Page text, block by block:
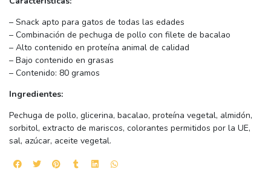
– Snack apto para gatos de todas las edades
– Combinación de pechuga de pollo con filete de bacalao
– Alto contenido en proteína animal de calidad
– Bajo contenido en grasas
– Contenido: 80 gramos
Ingredientes:
Pechuga de pollo, glicerina, bacalao, proteína vegetal, almidón,
sorbitol, extracto de mariscos, colorantes permitidos por la UE,
sal, azúcar, aceite vegetal.